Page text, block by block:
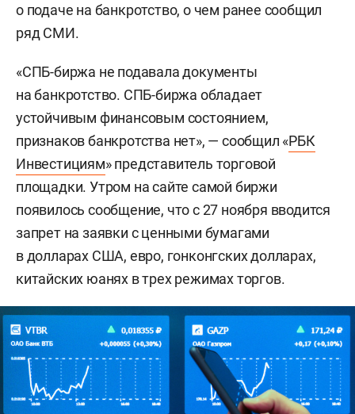
о подаче на банкротство, о чем ранее сообщил
ряд СМИ.
«СПБ-биржа не подавала документы
на банкротство. СПБ-биржа обладает
устойчивым финансовым состоянием,
признаков банкротства нет», — сообщил «РБК
Инвестициям» представитель торговой
площадки. Утром на сайте самой биржи
появилось сообщение, что с 27 ноября вводится
запрет на заявки с ценными бумагами
в долларах США, евро, гонконгских долларах,
китайских юанях в трех режимах торгов.